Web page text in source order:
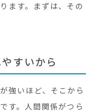
ます。まずは、その
すいから
強いほど、そこから
す。人間関係がつら